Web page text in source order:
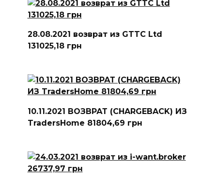
28.08.2021 возврат из GTTC Ltd
131025,18 грн
10.11.2021 ВОЗВРАТ (CHARGEBACK) ИЗ
TradersHome 81804,69 грн